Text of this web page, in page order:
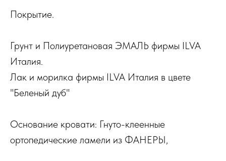
Покрытие.
Грунт и Полиуретановая ЭМАЛЬ фирмы ILVA
Италия.
Лак и морилка фирмы ILVA Италия в цвете
"Беленый дуб"
Основание кровати: Гнуто-клеенные
ортопедические ламели из ФАНЕРЫ,